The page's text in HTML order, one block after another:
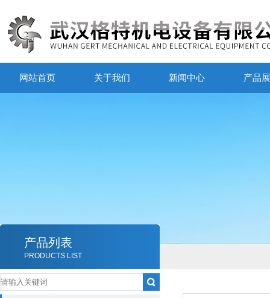
网站首页 关于我们 新闻中心 产品
产品列表
PRODUCTS LIST